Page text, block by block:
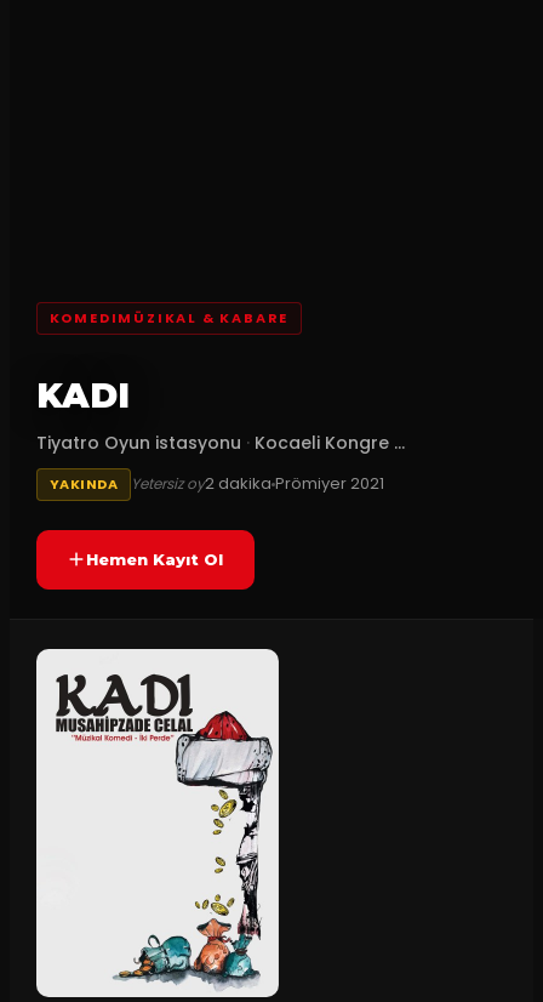
KOMEDIMÜZIKAL & KABARE
KADI
Tiyatro Oyun istasyonu · Kocaeli Kongre ...
YAKINDA Yetersiz oy2 dakikaPrömiyer 2021
Hemen Kayıt Ol